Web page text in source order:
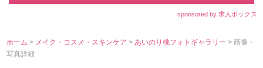
sponsored by 求人ボックス
ホーム > メイク・コスメ・スキンケア>あいのり桃フォトギャラリー> 画像・
写真詳細